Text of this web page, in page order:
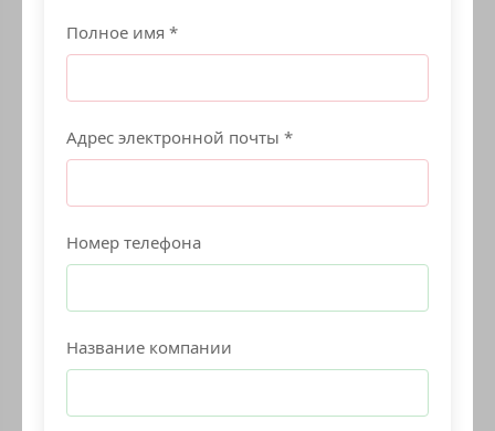
Полное имя *
Адрес электронной почты *
Номер телефона
Название компании